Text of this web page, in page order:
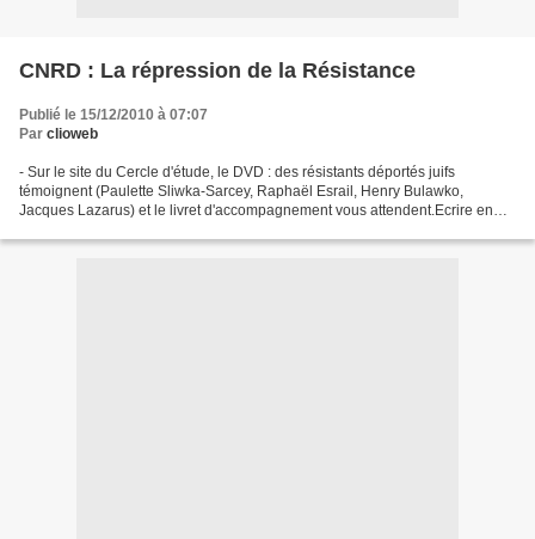
CNRD : La répression de la Résistance
Publié le 15/12/2010 à 07:07
Par clioweb
- Sur le site du Cercle d'étude, le DVD : des résistants déportés juifs
témoignent (Paulette Sliwka-Sarcey, Raphaël Esrail, Henry Bulawko,
Jacques Lazarus) et le livret d'accompagnement vous attendent.Ecrire en